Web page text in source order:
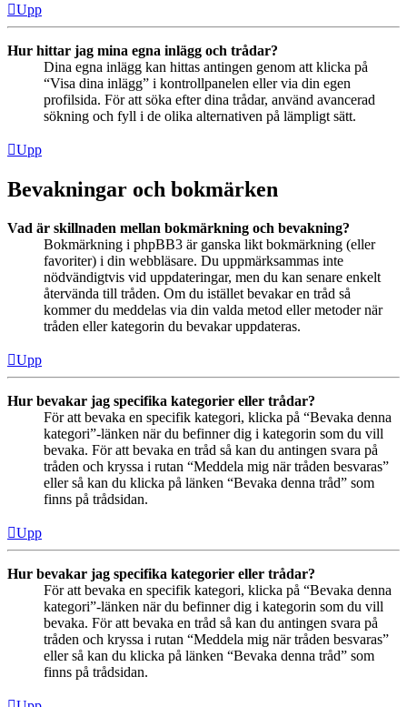
Upp
Hur hittar jag mina egna inlägg och trådar?
Dina egna inlägg kan hittas antingen genom att klicka på
“Visa dina inlägg” i kontrollpanelen eller via din egen
profilsida. För att söka efter dina trådar, använd avancerad
sökning och fyll i de olika alternativen på lämpligt sätt.
Upp
Bevakningar och bokmärken
Vad är skillnaden mellan bokmärkning och bevakning?
Bokmärkning i phpBB3 är ganska likt bokmärkning (eller
favoriter) i din webbläsare. Du uppmärksammas inte
nödvändigtvis vid uppdateringar, men du kan senare enkelt
återvända till tråden. Om du istället bevakar en tråd så
kommer du meddelas via din valda metod eller metoder när
tråden eller kategorin du bevakar uppdateras.
Upp
Hur bevakar jag specifika kategorier eller trådar?
För att bevaka en specifik kategori, klicka på “Bevaka denna
kategori”-länken när du befinner dig i kategorin som du vill
bevaka. För att bevaka en tråd så kan du antingen svara på
tråden och kryssa i rutan “Meddela mig när tråden besvaras”
eller så kan du klicka på länken “Bevaka denna tråd” som
finns på trådsidan.
Upp
Hur bevakar jag specifika kategorier eller trådar?
För att bevaka en specifik kategori, klicka på “Bevaka denna
kategori”-länken när du befinner dig i kategorin som du vill
bevaka. För att bevaka en tråd så kan du antingen svara på
tråden och kryssa i rutan “Meddela mig när tråden besvaras”
eller så kan du klicka på länken “Bevaka denna tråd” som
finns på trådsidan.